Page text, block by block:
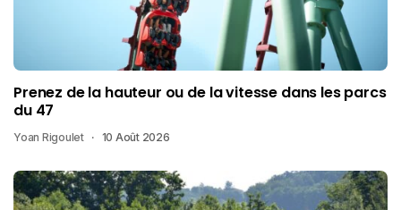
Prenez de la hauteur ou de la vitesse dans les parcs
du 47
Yoan Rigoulet 10 Août 2026